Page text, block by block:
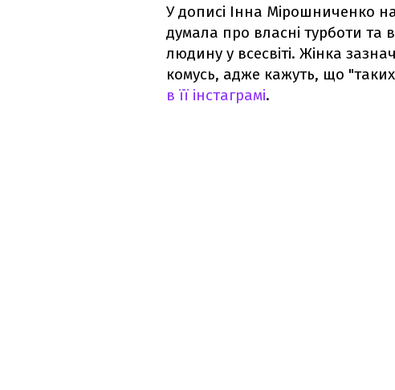
У дописі Інна Мірошниченко
думала про власні турботи та
людину у всесвіті. Жінка
комусь, адже кажуть, що
в її інстаграмі.